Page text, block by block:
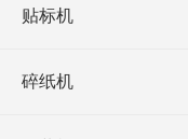
贴标机
碎纸机